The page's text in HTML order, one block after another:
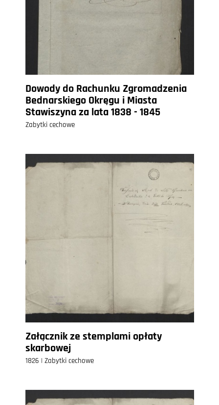
Dowody do Rachunku Zgromadzenia
Bednarskiego Okręgu i Miasta
Stawiszyna za lata 1838 - 1845
Zabytki cechowe
Załącznik ze stemplami opłaty
skarbowej
1826 | Zabytki cechowe